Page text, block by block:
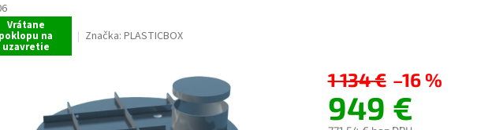
Vrátane
poklopu na
uzavretie
Značka: PLASTICBOX
1 134 € –16 %
949 €